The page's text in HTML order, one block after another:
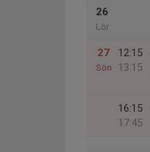
26
Lör
27
Sön
12:15
13:15
16:15
17:45